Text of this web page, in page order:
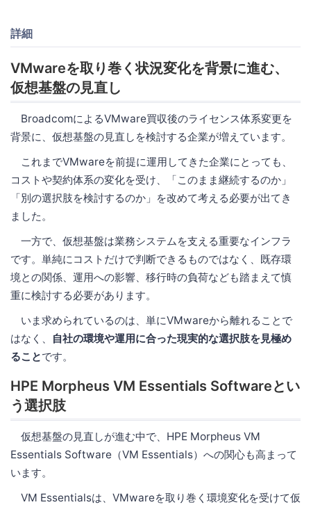
詳細
VMwareを取り巻く状況変化を背景に進む、
仮想基盤の見直し
BroadcomによるVMware買収後のライセンス体系変更を
背景に、仮想基盤の見直しを検討する企業が増えています。
これまでVMwareを前提に運用してきた企業にとっても、
コストや契約体系の変化を受け、「このまま継続するのか」
「別の選択肢を検討するのか」を改めて考える必要が出てき
ました。
一方で、仮想基盤は業務システムを支える重要なインフラ
です。単純にコストだけで判断できるものではなく、既存環
境との関係、運用への影響、移行時の負荷なども踏まえて慎
重に検討する必要があります。
いま求められているのは、単にVMwareから離れることで
はなく、
自社の環境や運用に合った現実的な選択肢を見極め
ることです。
HPE Morpheus VM Essentials Softwareとい
う選択肢
仮想基盤の見直しが進む中で、HPE Morpheus VM
Essentials Software（VM Essentials）への関心も高まって
います。
VM Essentialsは、VMwareを取り巻く環境変化を受けて仮